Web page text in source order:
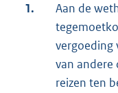
1.
Aan de
vergoeding
van andere
reizen ten